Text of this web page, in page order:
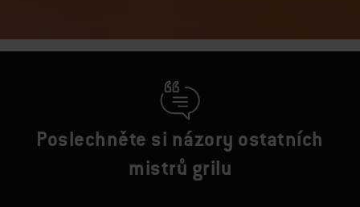
Poslechněte si názory ostatních
mistrů grilu